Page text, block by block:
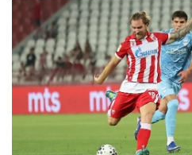
NAJLEPŠA
POKAZALA
ŠMINKE
svaki detalj,
stvarnost:
potreban"